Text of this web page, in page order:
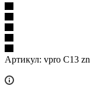
Артикул: vpro C13 zn